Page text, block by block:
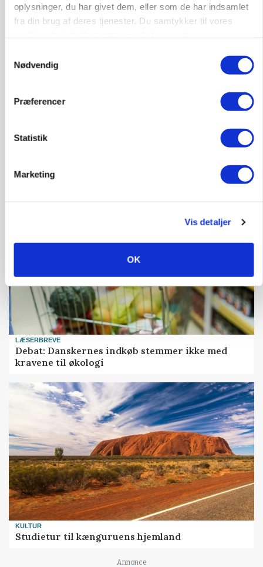
oplysninger, du har givet dem, eller som de har indsamlet
fra din brug af deres tjenester. Du samtykker til vores
Nødvendig
Præferencer
Statistik
Marketing
Vis detaljer
OK
fødevareproducenter indstillet til pris
LÆSERBREVE
Debat: Danskernes indkøb stemmer ikke med
kravene til økologi
KULTUR
Studietur til kænguruens hjemland
Annonce